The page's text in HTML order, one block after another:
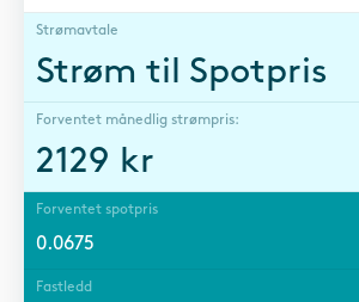
Strømavtale
Strøm til Spotpris
Forventet månedlig strømpris:
2129 kr
Forventet spotpris
0.0675
Fastledd